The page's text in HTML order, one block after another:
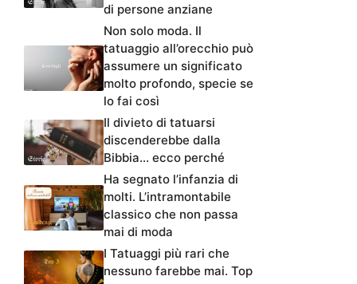
di persone anziane
Non solo moda. Il
tatuaggio all’orecchio può
assumere un significato
molto profondo, specie se
lo fai così
Il divieto di tatuarsi
discenderebbe dalla
Bibbia… ecco perché
Ha segnato l’infanzia di
molti. L’intramontabile
classico che non passa
mai di moda
I Tatuaggi più rari che
nessuno farebbe mai. Top